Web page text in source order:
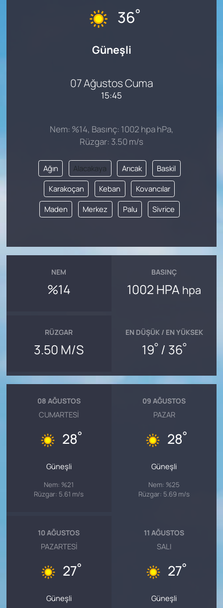
36°
Güneşli
07 Ağustos Cuma
15:45
Nem: %14, Basınç: 1002 hpa hPa,
Rüzgar: 3.50 m/s
Ağın Alacakaya Arıcak Baskil
Karakoçan Keban Kovancılar
Maden Merkez Palu Sivrice
NEM
%14
BASINÇ
1002 HPA hpa
RÜZGAR
3.50 M/S
EN DÜŞÜK / EN YÜKSEK
19°/ 36°
08 AĞUSTOS
CUMARTESI
28°
Güneşli
Nem: %21
Rüzgar: 5.61 m/s
09 AĞUSTOS
PAZAR
28°
Güneşli
Nem: %25
Rüzgar: 5.69 m/s
10 AĞUSTOS
PAZARTESI
27°
Güneşli
11 AĞUSTOS
SALI
27°
Güneşli